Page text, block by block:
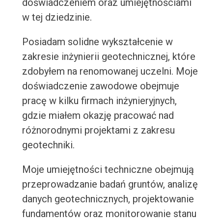
doświadczeniem oraz umiejętnościami
w tej dziedzinie.
Posiadam solidne wykształcenie w
zakresie inżynierii geotechnicznej, które
zdobyłem na renomowanej uczelni. Moje
doświadczenie zawodowe obejmuje
pracę w kilku firmach inżynieryjnych,
gdzie miałem okazję pracować nad
różnorodnymi projektami z zakresu
geotechniki.
Moje umiejętności techniczne obejmują
przeprowadzanie badań gruntów, analizę
danych geotechnicznych, projektowanie
fundamentów oraz monitorowanie stanu